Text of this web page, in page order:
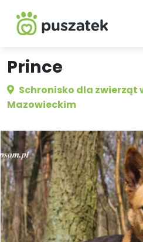
Prince
Schronisko dla zwierząt
Mazowieckim